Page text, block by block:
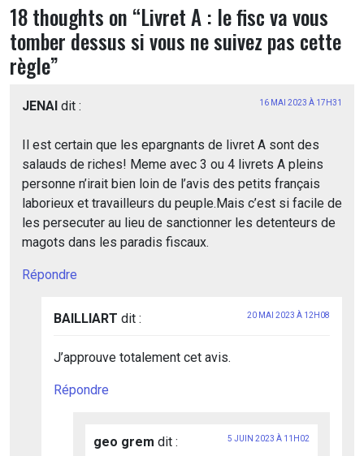
18 thoughts on “Livret A : le fisc va vous
tomber dessus si vous ne suivez pas cette
règle”
JENAI dit : 16 MAI 2023 À 17H31
Il est certain que les epargnants de livret A sont des
salauds de riches! Meme avec 3 ou 4 livrets A pleins
personne n’irait bien loin de l’avis des petits français
laborieux et travailleurs du peuple.Mais c’est si facile de
les persecuter au lieu de sanctionner les detenteurs de
magots dans les paradis fiscaux.
Répondre
BAILLIART dit : 20 MAI 2023 À 12H08
J’approuve totalement cet avis.
Répondre
geo grem dit : 5 JUIN 2023 À 11H02